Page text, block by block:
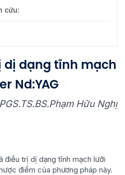
cứu:
dị dạng tĩnh mạch
Nd:YAG
PGS.TS.BS.Phạm Hữu Nghị
điều trị dị dạng tĩnh mạch lưỡi
điểm của phương pháp này.